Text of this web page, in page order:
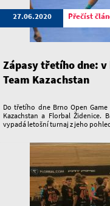
27.06.2020 Přečíst
Zápasy třetího dne:
Team Kazachstan
Do třetího dne Brno Open
Kazachstan a Florbal Židenice.
vypadá letošní turnaj z jeho